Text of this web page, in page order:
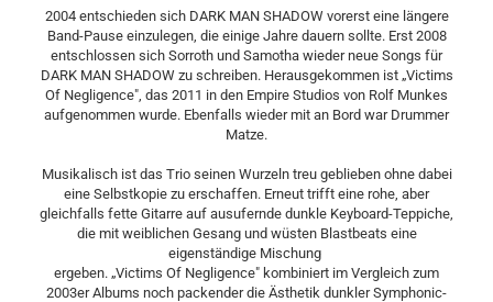
2004 entschieden sich DARK MAN SHADOW vorerst eine längere
Band-Pause einzulegen, die einige Jahre dauern sollte. Erst 2008
entschlossen sich Sorroth und Samotha wieder neue Songs für
DARK MAN SHADOW zu schreiben. Herausgekommen ist „Victims
Of Negligence", das 2011 in den Empire Studios von Rolf Munkes
aufgenommen wurde. Ebenfalls wieder mit an Bord war Drummer
Matze.
Musikalisch ist das Trio seinen Wurzeln treu geblieben ohne dabei
eine Selbstkopie zu erschaffen. Erneut trifft eine rohe, aber
gleichfalls fette Gitarre auf ausufernde dunkle Keyboard-Teppiche,
die mit weiblichen Gesang und wüsten Blastbeats eine
eigenständige Mischung
ergeben. „Victims Of Negligence" kombiniert im Vergleich zum
2003er Albums noch packender die Ästhetik dunkler Symphonic-